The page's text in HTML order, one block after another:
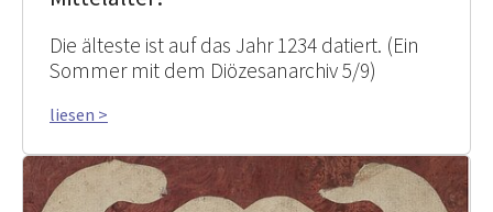
Die älteste ist auf das Jahr 1234 datiert. (Ein
Sommer mit dem Diözesanarchiv 5/9)
liesen >